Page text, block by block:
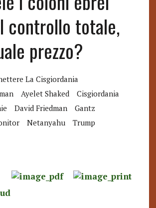
controllo totale,
prezzo?
La Cisgiordania
Ayelet Shaked
Cisgiordania
David Friedman
Gantz
Netanyahu Trump